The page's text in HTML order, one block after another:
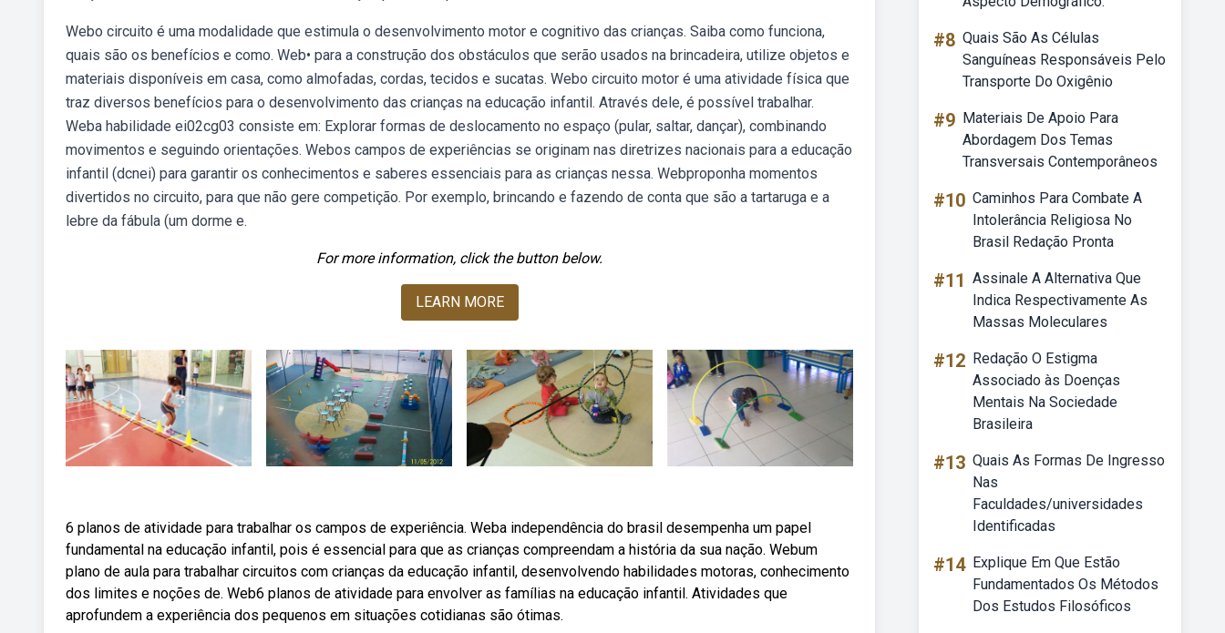
Webo circuito é uma modalidade que estimula o desenvolvimento motor e cognitivo das crianças. Saiba como funciona,
quais são os benefícios e como. Web• para a construção dos obstáculos que serão usados na brincadeira, utilize objetos e
materiais disponíveis em casa, como almofadas, cordas, tecidos e sucatas. Webo circuito motor é uma atividade física que
traz diversos benefícios para o desenvolvimento das crianças na educação infantil. Através dele, é possível trabalhar.
Weba habilidade ei02cg03 consiste em: Explorar formas de deslocamento no espaço (pular, saltar, dançar), combinando
movimentos e seguindo orientações. Webos campos de experiências se originam nas diretrizes nacionais para a educação
infantil (dcnei) para garantir os conhecimentos e saberes essenciais para as crianças nessa. Webproponha momentos
divertidos no circuito, para que não gere competição. Por exemplo, brincando e fazendo de conta que são a tartaruga e a
lebre da fábula (um dorme e.
For more information, click the button below.
LEARN MORE
6 planos de atividade para trabalhar os campos de experiência. Weba independência do brasil desempenha um papel
fundamental na educação infantil, pois é essencial para que as crianças compreendam a história da sua nação. Webum
plano de aula para trabalhar circuitos com crianças da educação infantil, desenvolvendo habilidades motoras, conhecimento
dos limites e noções de. Web6 planos de atividade para envolver as famílias na educação infantil. Atividades que
aprofundem a experiência dos pequenos em situações cotidianas são ótimas.
#8 Quais São As Células
Sanguíneas Responsáveis Pelo
Transporte Do Oxigênio
#9 Materiais De Apoio Para
Abordagem Dos Temas
Transversais Contemporâneos
#10 Caminhos Para Combate A
Intolerância Religiosa No
Brasil Redação Pronta
#11 Assinale A Alternativa Que
Indica Respectivamente As
Massas Moleculares
#12 Redação O Estigma
Associado às Doenças
Mentais Na Sociedade
Brasileira
#13 Quais As Formas De Ingresso
Nas
Faculdades/universidades
Identificadas
#14 Explique Em Que Estão
Fundamentados Os Métodos
Dos Estudos Filosóficos